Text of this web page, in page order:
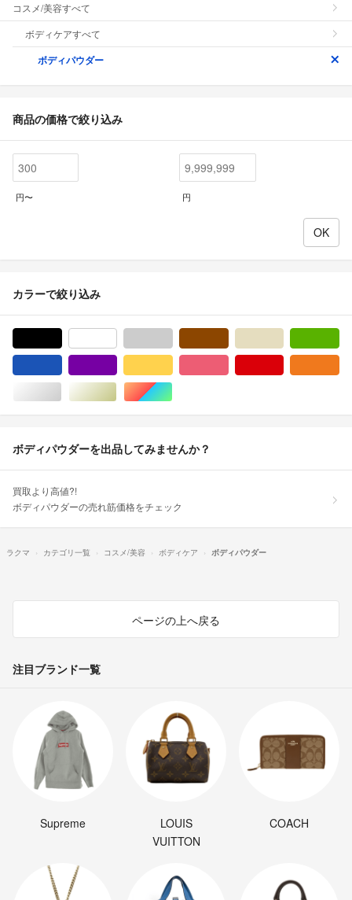
コスメ/美容すべて
ボディケアすべて
ボディパウダー
商品の価格で絞り込み
円〜 円
カラーで絞り込み
シルバー/銀色系ゴールド/金色系マルチカラー
ボディパウダーを出品してみませんか？
買取より高値?!
ボディパウダーの売れ筋価格をチェック
ラクマ カテゴリ一覧 コスメ/美容 ボディケア ボディパウダー
ページの上へ戻る
注目ブランド一覧
Supreme
LOUIS
VUITTON
COACH